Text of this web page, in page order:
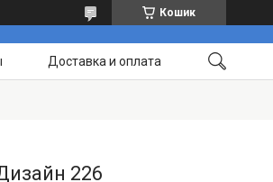
Кошик
Доставка и оплата
226